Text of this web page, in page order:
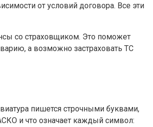
от условий договора. Все эти
со страховщиком. Это поможет
а возможно застраховать ТС
пишется строчными буквами,
и что означает каждый символ: